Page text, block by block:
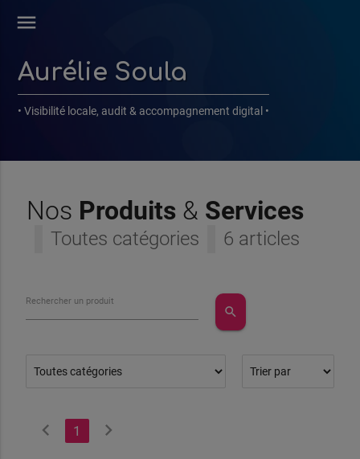
menu
Aurélie Soula
• Visibilité locale, audit & accompagnement digital •
Nos Produits& Services
Toutes catégories 6 articles
Rechercher un produit
search
chevron_left 1 chevron_right